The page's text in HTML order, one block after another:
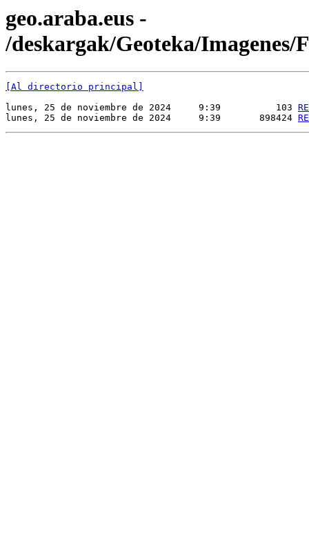
geo.araba.eus -
/deskargak/Geoteka/Imagenes/
[Al directorio principal]
lunes, 25 de noviembre de 2024     9:39          103
lunes, 25 de noviembre de 2024     9:39       898424